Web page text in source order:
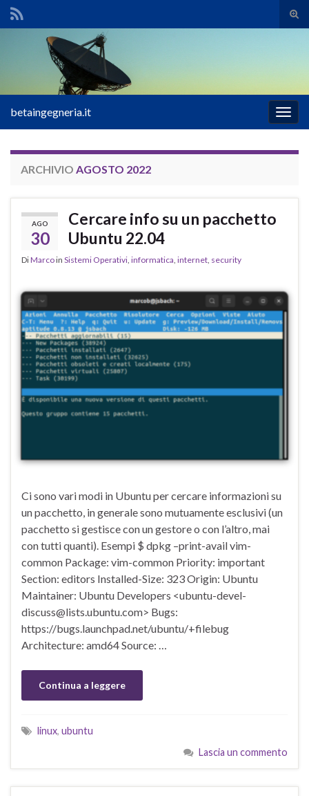
il
Search for:
la
betaingegneria.it
ARCHIVIO AGOSTO 2022
AGO
30
Cercare info su un pacchetto
Ubuntu 22.04
DiMarcoin Sistemi Operativi informatica internet security
Ci sono vari modi in Ubuntu per cercare informazioni su
un pacchetto, in generale sono mutuamente esclusivi (un
pacchetto si gestisce con un gestore o con l’altro, mai
con tutti quanti). Esempi $ dpkg –print-avail vim-
common Package: vim-common Priority: important
Section: editors Installed-Size: 323 Origin: Ubuntu
Maintainer: Ubuntu Developers <ubuntu-devel-
discuss@lists.ubuntu.com> Bugs:
https://bugs.launchpad.net/ubuntu/+filebug
Architecture: amd64 Source: …
Continua a leggere
linux, ubuntu
Lascia un commento